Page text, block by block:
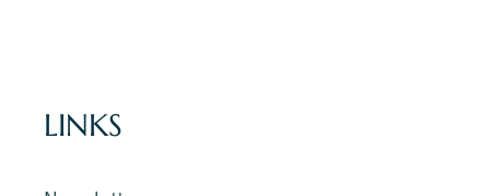
LINKS